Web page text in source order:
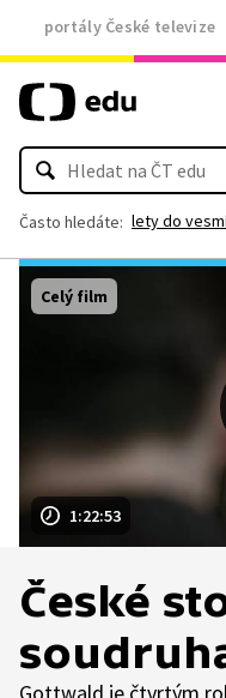
portály České televize
Často hledáte: lety do
1:22:53
Celý film
České